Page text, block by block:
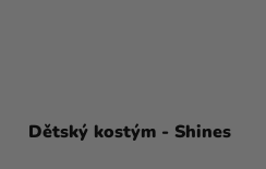
Dětský kostým - Shines